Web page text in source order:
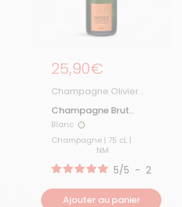
Prix régulier
25,90€
Champagne Olivier
Champagne Brut
Reserve
Blanc Blanc
Champagne | 75 cL |
NM
5/5 - 2
Ajouter au panier